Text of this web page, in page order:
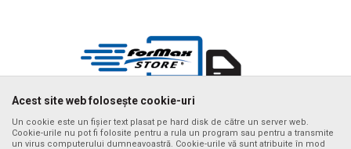
birou@formaxstore.ro
Cont
Banca Comerciala Romana RO56RNCB0214115029790001
Cum se achiziționează
Metode de plată
Termeni de livrare
Timpii de livrare cu vehiculul nostru
Ne străduim să fim cât mai preciși posibil în descrierile produselor,
Acest site web folosește cookie-uri
Un cookie este un fișier text plasat pe hard disk de către un server web.
Cookie-urile nu pot fi folosite pentru a rula un program sau pentru a transmite
un virus computerului dumneavoastră. Cookie-urile vă sunt atribuite în mod